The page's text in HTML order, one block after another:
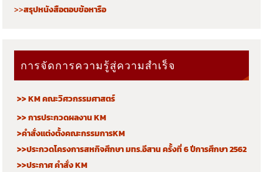
>>สรุปหนังสือตอบข้อหารือ
การจัดการความรู้สู่ความสำเร็จ
>> KM คณะวิศวกรรมศาสตร์
>> การประกวดผลงาน KM
>คำสั่งแต่งตั้งคณะกรรมการKM
>>ประกวดโครงการสหกิจศึกษา มทร.อีสาน ครั้งที่ 6 ปีการศึกษา 2562
>>ประกาศ คำสั่ง KM